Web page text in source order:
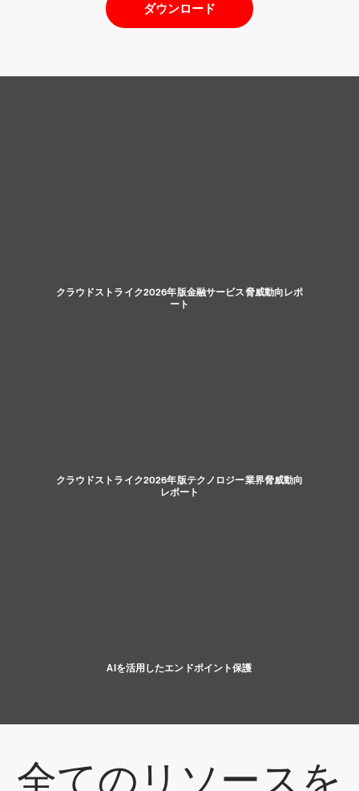
ダウンロード
クラウドストライク2026年版金融サービス脅威動向レポ
ート
クラウドストライク2026年版テクノロジー業界脅威動向
レポート
AIを活用したエンドポイント保護
全てのリソースを